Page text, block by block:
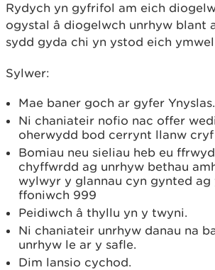
Rydych yn gyfrifol am eich
ogystal â diogelwch unrhyw blant
sydd gyda chi yn ystod eich
Sylwer:
Mae baner goch ar gyfer Ynyslas.
Ni chaniateir nofio nac offer
oherwydd bod cerrynt llanw cryf
Bomiau neu sieliau heb eu
chyffwrdd ag unrhyw bethau
wylwyr y glannau cyn gynted
ffoniwch 999
Peidiwch â thyllu yn y twyni.
Ni chaniateir unrhyw danau na
unrhyw le ar y safle.
Dim lansio cychod.